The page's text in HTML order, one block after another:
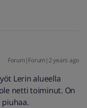
Forum|Forum|2 years ago
Lerin alueella
netti toiminut. On